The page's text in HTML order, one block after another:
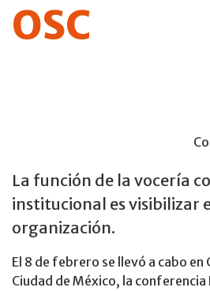
OSC
La función de la vocería
institucional es visibilizar
organización.
El 8 de febrero se llevó a cabo en
Ciudad de México, la conferencia